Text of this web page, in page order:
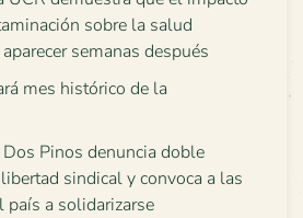
sobre la salud
semanas después
mes histórico de la
Pinos denuncia doble
sindical y convoca a las
país a solidarizarse